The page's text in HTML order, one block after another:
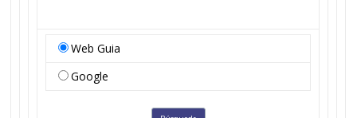
Web Guia
Google